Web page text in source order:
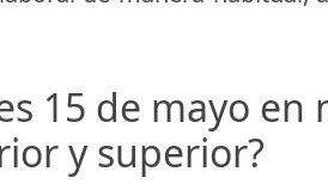
15 de mayo en
y superior?